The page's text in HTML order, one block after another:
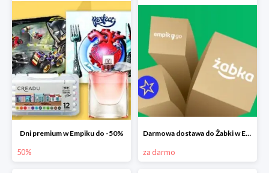
Dni premium w Empiku do -50%
50%
Darmowa dostawa do Żabki w Empiku
za darmo